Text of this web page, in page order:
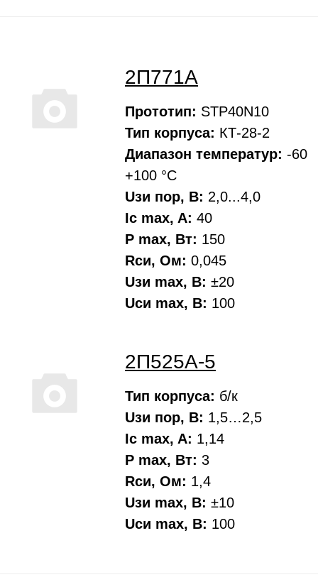
2П771А
Прототип: STP40N10
Тип корпуса: КТ-28-2
Диапазон температур: -60
+100 °С
Uзи пор, В: 2,0...4,0
Ic max, A: 40
P max, Вт: 150
Rси, Oм: 0,045
Uзи max, В: ±20
Uси max, В: 100
2П525А-5
Тип корпуса: б/к
Uзи пор, В: 1,5…2,5
Ic max, A: 1,14
P max, Вт: 3
Rси, Oм: 1,4
Uзи max, В: ±10
Uси max, В: 100